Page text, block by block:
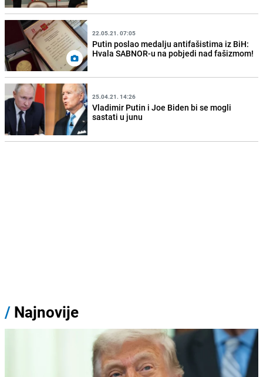
22.05.21. 07:05
Putin poslao medalju antifašistima iz BiH:
Hvala SABNOR-u na pobjedi nad fašizmom!
25.04.21. 14:26
Vladimir Putin i Joe Biden bi se mogli
sastati u junu
/ Najnovije